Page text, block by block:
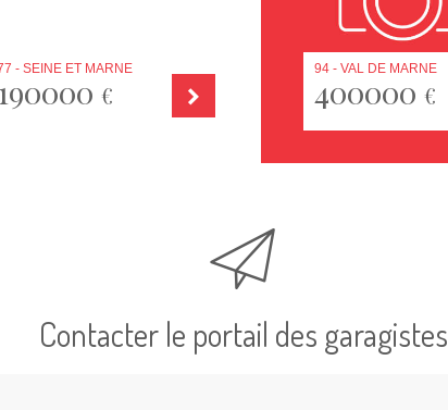
- SEINE ET MARNE
€
94 - VAL DE MARNE
400000€
Contacter le portail des garagistes